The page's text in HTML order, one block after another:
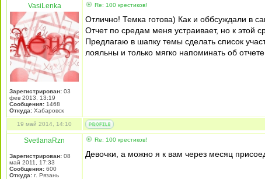
VasiLenka
Зарегистрирован: 03
фев 2013, 13:19
Сообщения: 1468
Откуда: Хабаровск
Re: 100 крестиков!
Отлично! Темка готова) Как и оббсуждали в
Отчет по средам меня устраивает, но к этой
Предлагаю в шапку темы сделать список
лояльны и только мягко напоминать об
19 май 2014, 14:10
SvetlanaRzn
Зарегистрирован: 08
май 2011, 17:33
Сообщения: 600
Откуда: г. Рязань
Re: 100 крестиков!
Девочки, а можно я к вам через месяц